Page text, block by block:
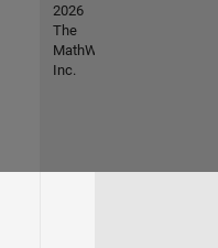
2026
The
MathWorks,
Inc.